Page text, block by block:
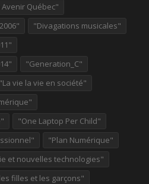
Québec"
"Divagations musicales"
"Generation_C"
"La vie la vie en société"
"One Laptop Per Child"
"Plan Numérique"
et nouvelles technologies"
filles et les garçons"